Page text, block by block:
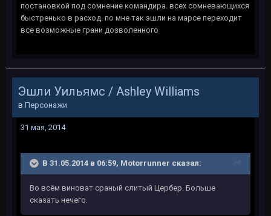
постановкой под сомнение командира. всех сомневающихся
быстренько в расход. по мне так эшли на марсе переходит
все возможные грани дозволенного
Эшли Уильямс / Ashley Williams
в Персонажи
31 мая, 2014
В 31.05.2014 в 06:59, Motorrunner сказал:
Во всём виноват сраный слитый Цербер. Больше
сказать нечего.